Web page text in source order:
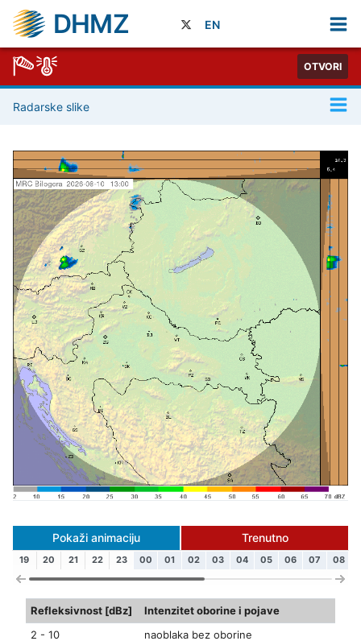
DHMZ EN
OTVORI
Radarske slike
Pokaži animaciju Trenutno
19 20 21 22 23 00 01 02 03 04 05 06 07 08
Refleksivnost [dBz]
Intenzitet oborine i pojave
2 - 10
naoblaka bez oborine